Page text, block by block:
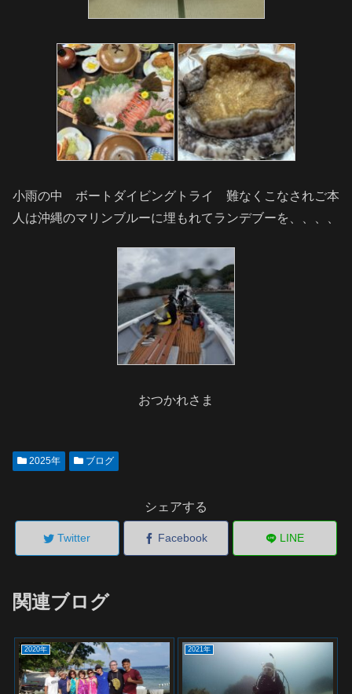
小雨の中 ボートダイビングトライ 難なくこなされご本
人は沖縄のマリンブルーに埋もれてランデブーを、、、、
おつかれさま
2025年 ブログ
シェアする
Twitter Facebook LINE
関連ブログ
2020年 2021年